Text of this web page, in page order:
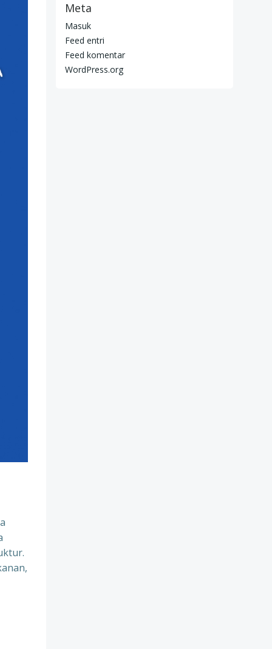
Meta
Masuk
Feed entri
Feed komentar
WordPress.org